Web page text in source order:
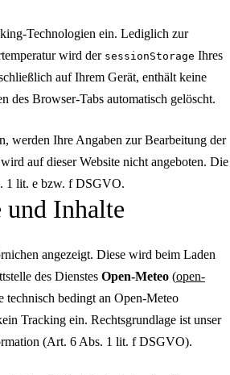
Technologien ein. Lediglich zur
wird der sessionStorage Ihres
auf Ihrem Gerät, enthält keine
des Browser-Tabs automatisch gelöscht.
werden Ihre Angaben zur Bearbeitung der
auf dieser Website nicht angeboten. Die
1 lit. e bzw. f DSGVO.
und Inhalte
angezeigt. Diese wird beim Laden
des Dienstes Open-Meteo (open-
bedingt an Open-Meteo
Tracking ein. Rechtsgrundlage ist unser
(Art. 6 Abs. 1 lit. f DSGVO).